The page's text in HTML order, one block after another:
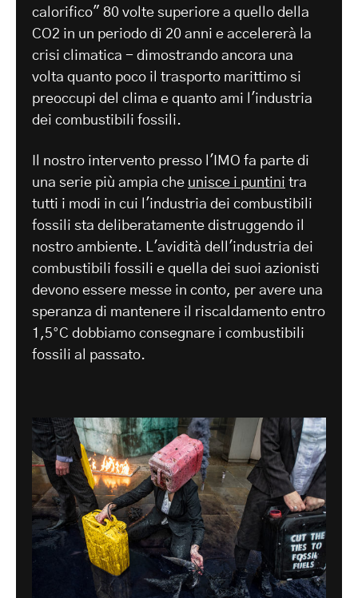
calorifico" 80 volte superiore a quello della
CO2 in un periodo di 20 anni e accelererà la
crisi climatica - dimostrando ancora una
volta quanto poco il trasporto marittimo si
preoccupi del clima e quanto ami l'industria
dei combustibili fossili.
Il nostro intervento presso l'IMO fa parte di
una serie più ampia che unisce i puntini tra
tutti i modi in cui l'industria dei combustibili
fossili sta deliberatamente distruggendo il
nostro ambiente. L'avidità dell'industria dei
combustibili fossili e quella dei suoi azionisti
devono essere messe in conto, per avere una
speranza di mantenere il riscaldamento entro
1,5°C dobbiamo consegnare i combustibili
fossili al passato.